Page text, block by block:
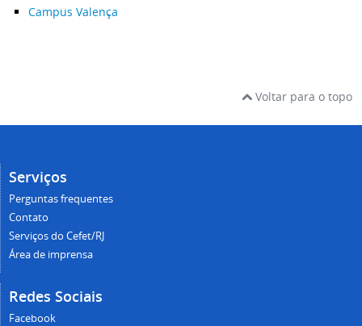
Campus Valença
Voltar para o topo
Serviços
Perguntas frequentes
Contato
Serviços do Cefet/RJ
Área de imprensa
Redes Sociais
Facebook